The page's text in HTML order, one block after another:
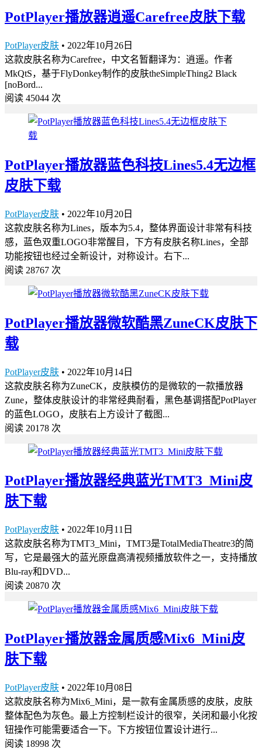
PotPlayer播放器逍遥Carefree皮肤下载
PotPlayer皮肤 • 2022年10月26日
这款皮肤名称为Carefree，中文名暂翻译为：逍遥。作者
MkQtS，基于FlyDonkey制作的皮肤theSimpleThing2 Black
[noBord...
阅读 45044 次
PotPlayer播放器蓝色科技Lines5.4无边框
皮肤下载
PotPlayer皮肤 • 2022年10月20日
这款皮肤名称为Lines，版本为5.4，整体界面设计非常有科技
感，蓝色双重LOGO非常醒目，下方有皮肤名称Lines，全部
功能按钮也经过全新设计，对称设计。右下...
阅读 28767 次
PotPlayer播放器微软酷黑ZuneCK皮肤下
载
PotPlayer皮肤 • 2022年10月14日
这款皮肤名称为ZuneCK，皮肤模仿的是微软的一款播放器
Zune，整体皮肤设计的非常经典耐看，黑色基调搭配PotPlayer
的蓝色LOGO，皮肤右上方设计了截图...
阅读 20178 次
PotPlayer播放器经典蓝光TMT3_Mini皮
肤下载
PotPlayer皮肤 • 2022年10月11日
这款皮肤名称为TMT3_Mini，TMT3是TotalMediaTheatre3的简
写，它是最强大的蓝光原盘高清视频播放软件之一，支持播放
Blu-ray和DVD...
阅读 20870 次
PotPlayer播放器金属质感Mix6_Mini皮
肤下载
PotPlayer皮肤 • 2022年10月08日
这款皮肤名称为Mix6_Mini，是一款有金属质感的皮肤，皮肤
整体配色为灰色。最上方控制栏设计的很窄，关闭和最小化按
钮操作可能需要适合一下。下方按钮位置设计进行...
阅读 18998 次